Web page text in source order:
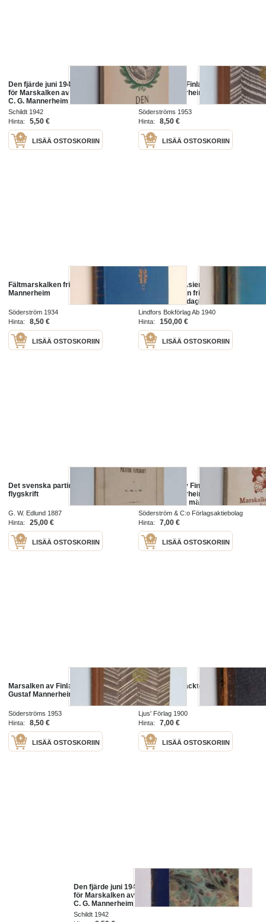
Den fjärde juni 1942 : hyllningarna
för Marskalken av Finland Friherre
C. G. Mannerheim på 75-årsdagen
Schildt 1942
Hinta:
5,50 €
LISÄÄ OSTOSKORIIN
Marsalken av Finland friherre
Gustaf Mannerheim
Söderströms 1953
Hinta:
8,50 €
LISÄÄ OSTOSKORIIN
Fältmarskalken friherre
Mannerheim
Söderström 1934
Hinta:
8,50 €
LISÄÄ OSTOSKORIIN
Resa genom Asien 1-2 :
Fältmarskalken friherre C. G.
Mannerheims dagböcker färda
under hans resa Kaspiska havet -
Peking (numeroitu)
Lindfors Bokförlag Ab 1940
Hinta:
150,00 €
LISÄÄ OSTOSKORIIN
Det svenska partiet - politisk
flygskrift
G. W. Edlund 1887
Hinta:
25,00 €
LISÄÄ OSTOSKORIIN
Marskalken av Finland friherre
Gustaf Mannerheim. Krigaren -
statsmannen - människan
Söderström & C:o Förlagsaktiebolag
1953
Hinta: 7,00 €
LISÄÄ OSTOSKORIIN
Marsalken av Finland friherre
Gustaf Mannerheim
Söderströms 1953
Hinta:
8,50 €
LISÄÄ OSTOSKORIIN
De stora upptäckternas tidehvarf
Ljus' Förlag 1900
Hinta:
7,00 €
LISÄÄ OSTOSKORIIN
Den fjärde juni 1942 : hyllningarna
för Marskalken av Finland Friherre
C. G. Mannerheim på 75-årsdagen
Schildt 1942